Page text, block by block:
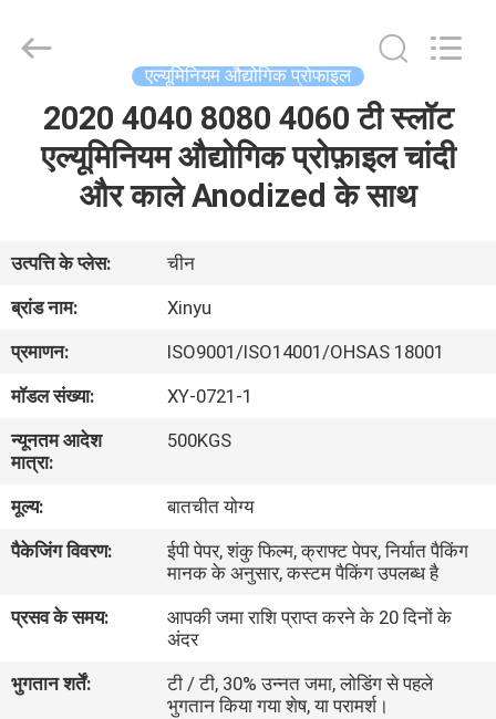
वीआर
दिखाएँ
हमारे
बारे
में
कारखाना
भ्रमण
गुणवत्ता
नियंत्रण
Rights
एल्यूमिनियम औद्योगिक प्रोफाइल
2020 4040 8080 4060 टी स्लॉट
एल्यूमिनियम औद्योगिक प्रोफ़ाइल चांदी
और काले Anodized के साथ
उत्पत्ति के प्लेस:
चीन
ब्रांड नाम:
Xinyu
प्रमाणन:
ISO9001/ISO14001/OHSAS 18001
मॉडल संख्या:
XY-0721-1
न्यूनतम आदेश
मात्रा:
500KGS
मूल्य:
बातचीत योग्य
पैकेजिंग विवरण:
ईपी पेपर, शंकु फिल्म, क्राफ्ट पेपर, निर्यात पैकिंग
मानक के अनुसार, कस्टम पैकिंग उपलब्ध है
प्रसव के समय:
आपकी जमा राशि प्राप्त करने के 20 दिनों के
अंदर
भुगतान शर्तें:
टी / टी, 30% उन्नत जमा, लोडिंग से पहले
भुगतान किया गया शेष, या परामर्श।